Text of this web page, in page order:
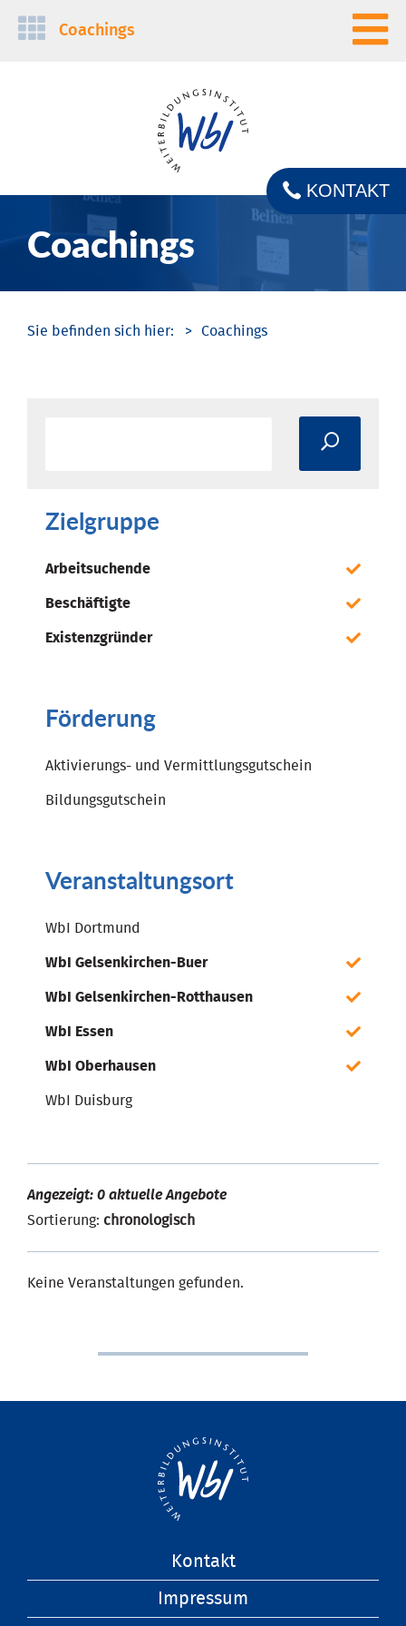
Navigation
Coachings
Coachings
KONTAKT
Coachings
Zielgruppe
Arbeitsuchende
Beschäftigte
Existenzgründer
Förderung
Aktivierungs- und Vermittlungsgutschein
Bildungsgutschein
Veranstaltungsort
WbI Dortmund
WbI Gelsenkirchen-Buer
WbI Gelsenkirchen-Rotthausen
WbI Essen
WbI Oberhausen
WbI Duisburg
Angezeigt: 0 aktuelle Angebote
Sortierung: chronologisch
Keine Veranstaltungen gefunden.
Kontakt
Impressum